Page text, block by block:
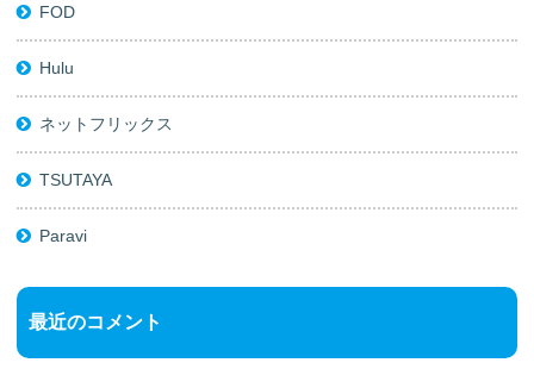
FOD
Hulu
ネットフリックス
TSUTAYA
Paravi
最近のコメント